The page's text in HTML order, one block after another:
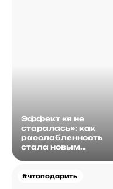
Эффект «я не
старалась»: как
расслабленность
стала новым
#чтоподарить